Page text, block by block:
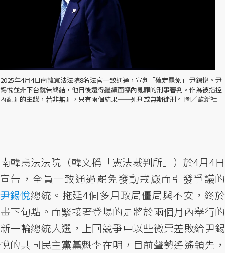
2025年4月4日南韓憲法法院8名法官一致通過，宣判「確定罷免」 尹錫悅。尹
錫悅並非下台就告終結，他日後還得繼續面臨內亂罪的刑事審判。作為被指控
內亂罪的主謀，若非無罪，只有兩個結果──死刑或無期徒刑。 圖／歐新社
南韓憲法法院（韓文稱「憲法裁判所」）於4月4日
宣告，全員一致通過罷免發動戒嚴而引發爭議的
尹錫悅總統。拖延4個多月政局僵局與不安，終於
畫下句點。而緊接著登場的是將於兩個月內舉行的
新一輪總統大選，上回競爭中以些微票差敗給尹錫
悅的共同民主黨黨魁李在明，目前聲勢遙遙領先，